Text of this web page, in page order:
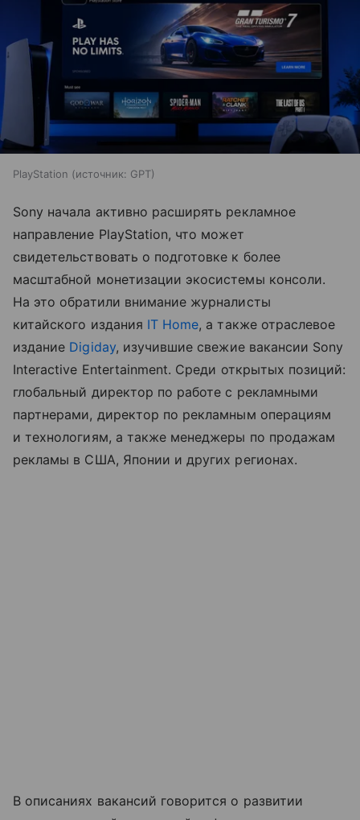
PlayStation источник: GPT
Sony начала активно расширять рекламное
направление PlayStation, что может
свидетельствовать о подготовке к более
масштабной монетизации экосистемы консоли.
На это обратили внимание журналисты
китайского издания IT Home, а также отраслевое
издание Digiday, изучившие свежие вакансии Sony
Interactive Entertainment. Среди открытых позиций:
глобальный директор по работе с рекламными
партнерами, директор по рекламным операциям
и технологиям, а также менеджеры по продажам
рекламы в США, Японии и других регионах.
В описаниях вакансий говорится о развитии